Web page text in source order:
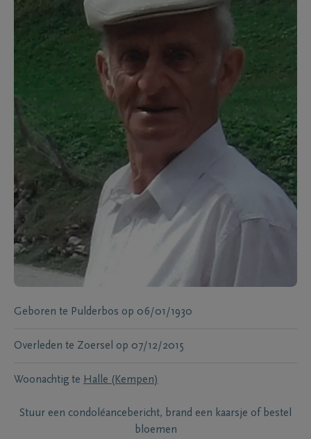
Geboren te Pulderbos op 06/01/1930
Overleden te Zoersel op 07/12/2015
Woonachtig te Halle (Kempen)
Stuur een condoléancebericht, brand een kaarsje of bestel
bloemen